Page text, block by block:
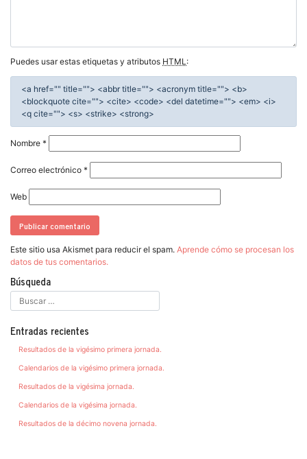
Puedes usar estas etiquetas y atributos HTML:
<a href="" title=""> <abbr title=""> <acronym title=""> <b>
<blockquote cite=""> <cite> <code> <del datetime=""> <em> <i>
<q cite=""> <s> <strike> <strong>
Nombre *
Correo electrónico *
Web
Este sitio usa Akismet para reducir el spam. Aprende cómo se procesan los
datos de tus comentarios.
Búsqueda
Entradas recientes
Resultados de la vigésimo primera jornada.
Calendarios de la vigésimo primera jornada.
Resultados de la vigésima jornada.
Calendarios de la vigésima jornada.
Resultados de la décimo novena jornada.